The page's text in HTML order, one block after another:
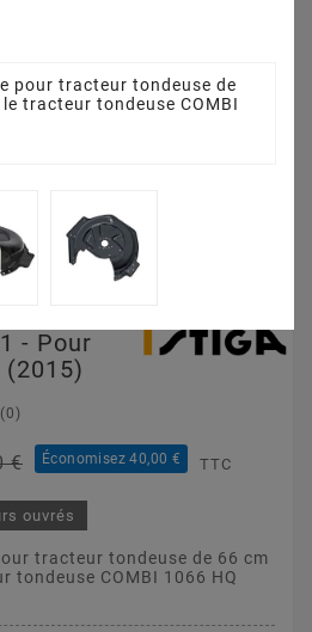
- Pour
(2015)
€ Économisez 40,00 € TTC
ouvrés
tracteur tondeuse de 66 cm
tondeuse COMBI 1066 HQ
pour tracteur tondeuse de
tracteur tondeuse COMBI